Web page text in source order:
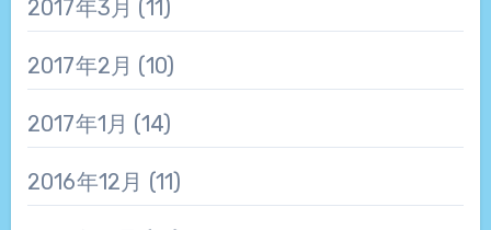
2017年3月 (11)
2017年2月 (10)
2017年1月 (14)
2016年12月 (11)